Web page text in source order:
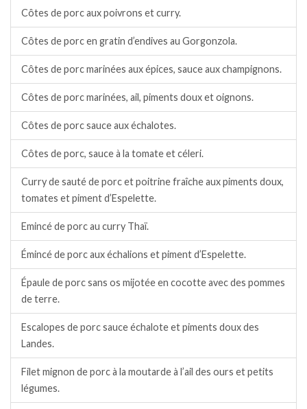
Côtes de porc aux poivrons et curry.
Côtes de porc en gratin d’endives au Gorgonzola.
Côtes de porc marinées aux épices, sauce aux champignons.
Côtes de porc marinées, ail, piments doux et oignons.
Côtes de porc sauce aux échalotes.
Côtes de porc, sauce à la tomate et céleri.
Curry de sauté de porc et poitrine fraîche aux piments doux,
tomates et piment d’Espelette.
Emincé de porc au curry Thaï.
Émincé de porc aux échalions et piment d’Espelette.
Épaule de porc sans os mijotée en cocotte avec des pommes
de terre.
Escalopes de porc sauce échalote et piments doux des
Landes.
Filet mignon de porc à la moutarde à l’ail des ours et petits
légumes.